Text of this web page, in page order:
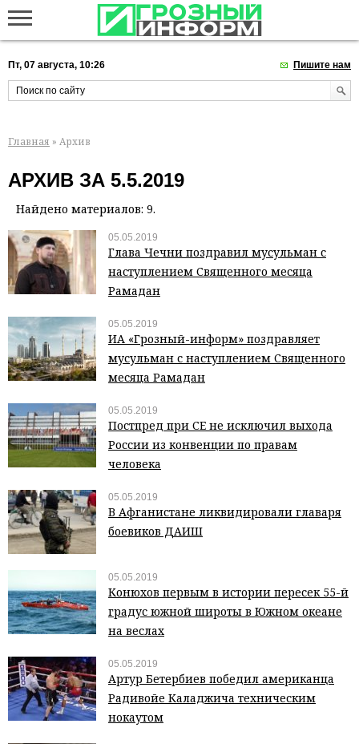
Пт, 07 августа, 10:26 Пишите нам
Главная » Архив
АРХИВ ЗА 5.5.2019
Найдено материалов: 9.
05.05.2019
Глава Чечни поздравил мусульман с
наступлением Священного месяца
Рамадан
05.05.2019
ИА «Грозный-информ» поздравляет
мусульман с наступлением Священного
месяца Рамадан
05.05.2019
Постпред при СЕ не исключил выхода
России из конвенции по правам
человека
05.05.2019
В Афганистане ликвидировали главаря
боевиков ДАИШ
05.05.2019
Конюхов первым в истории пересек 55-й
градус южной широты в Южном океане
на веслах
05.05.2019
Артур Бетербиев победил американца
Радивойе Каладжича техническим
нокаутом